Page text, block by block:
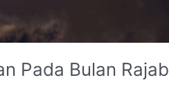
Pada Bulan Rajab